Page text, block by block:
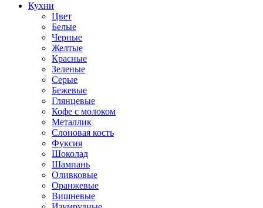
Кухни
Цвет
Белые
Черные
Желтые
Красные
Зеленые
Серые
Бежевые
Глянцевые
Кофе с молоком
Металлик
Слоновая кость
Фуксия
Шоколад
Шампань
Оливковые
Оранжевые
Вишневые